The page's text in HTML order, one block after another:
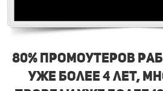
80% промоутеров
уже более 4 лет,